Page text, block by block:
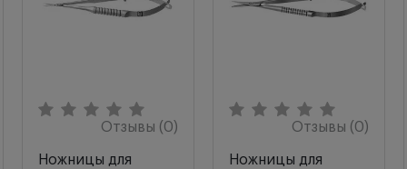
Отзывы (0)
Ножницы для
Отзывы (0)
Ножницы для